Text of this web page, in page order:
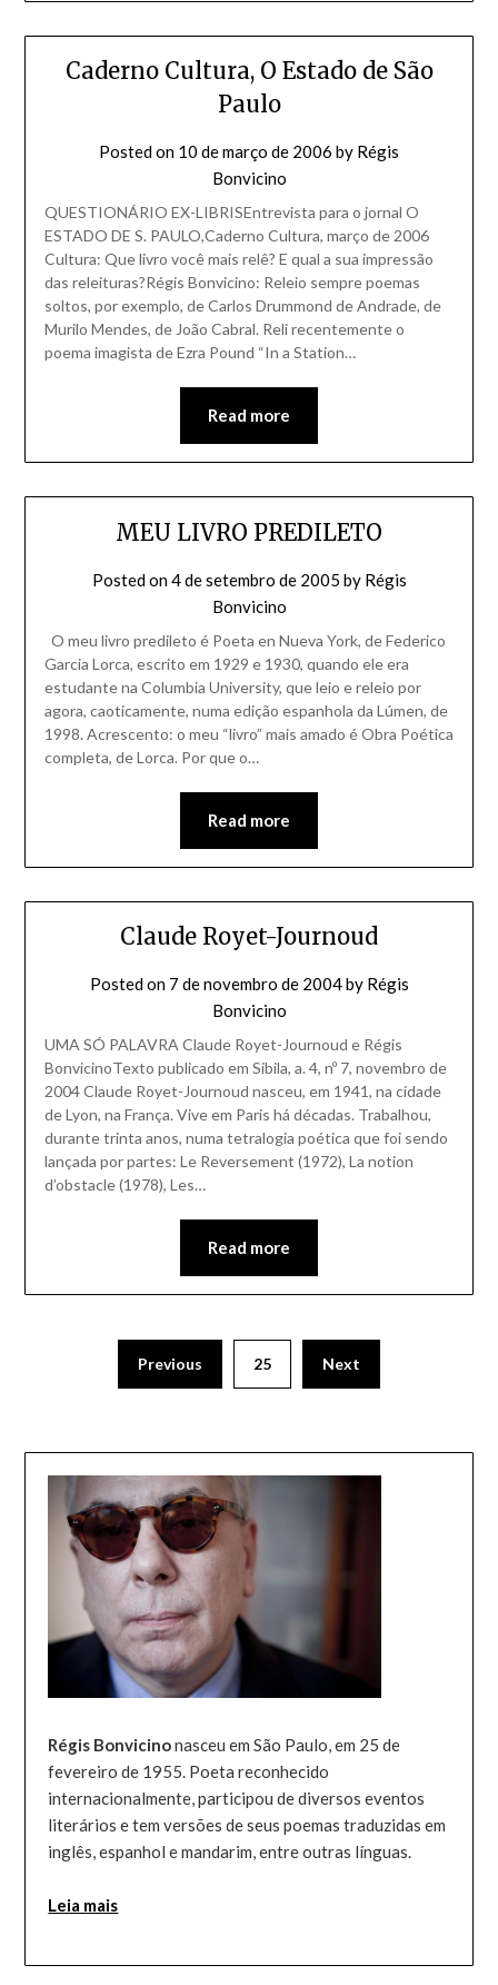
Caderno Cultura, O Estado de São
Paulo
Posted on 10 de março de 2006 by Régis
Bonvicino
QUESTIONÁRIO EX-LIBRISEntrevista para o jornal O
ESTADO DE S. PAULO,Caderno Cultura, março de 2006
Cultura: Que livro você mais relê? E qual a sua impressão
das releituras?Régis Bonvicino: Releio sempre poemas
soltos, por exemplo, de Carlos Drummond de Andrade, de
Murilo Mendes, de João Cabral. Reli recentemente o
poema imagista de Ezra Pound “In a Station…
Read more
MEU LIVRO PREDILETO
Posted on4 de setembro de 2005 by Régis
Bonvicino
O meu livro predileto é Poeta en Nueva York, de Federico
Garcia Lorca, escrito em 1929 e 1930, quando ele era
estudante na Columbia University, que leio e releio por
agora, caoticamente, numa edição espanhola da Lúmen, de
1998. Acrescento: o meu “livro” mais amado é Obra Poética
completa, de Lorca. Por que o…
Read more
Claude Royet-Journoud
Posted on 7 de novembro de 2004by Régis
Bonvicino
UMA SÓ PALAVRA Claude Royet-Journoud e Régis
BonvicinoTexto publicado em Sibila, a. 4, nº 7, novembro de
2004 Claude Royet-Journoud nasceu, em 1941, na cidade
de Lyon, na França. Vive em Paris há décadas. Trabalhou,
durante trinta anos, numa tetralogia poética que foi sendo
lançada por partes: Le Reversement (1972), La notion
d’obstacle (1978), Les…
Read more
Previous 25 Next
Régis Bonvicinonasceu em São Paulo, em 25 de
fevereiro de 1955. Poeta reconhecido
internacionalmente, participou de diversos eventos
literários e tem versões de seus poemas traduzidas em
inglês, espanhol e mandarim, entre outras línguas.
Leia mais